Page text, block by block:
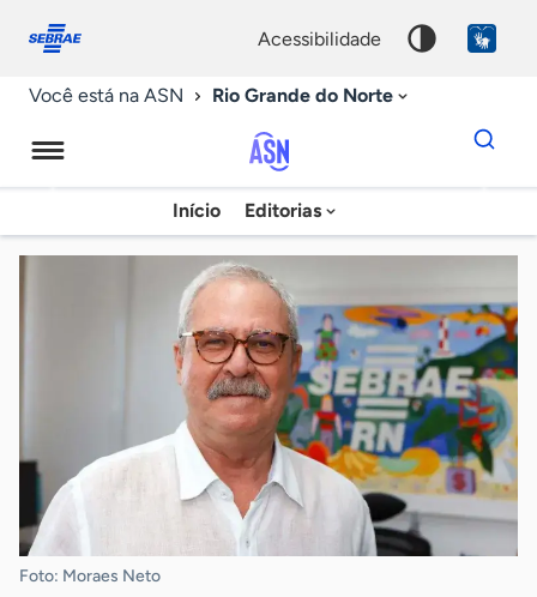
conosco
acessibilidade
Você está na ASN Rio Grande do Norte
Agência
Sebrae
de
Notícias
Início Editorias
Dados
para
chave
Foto: Moraes Neto